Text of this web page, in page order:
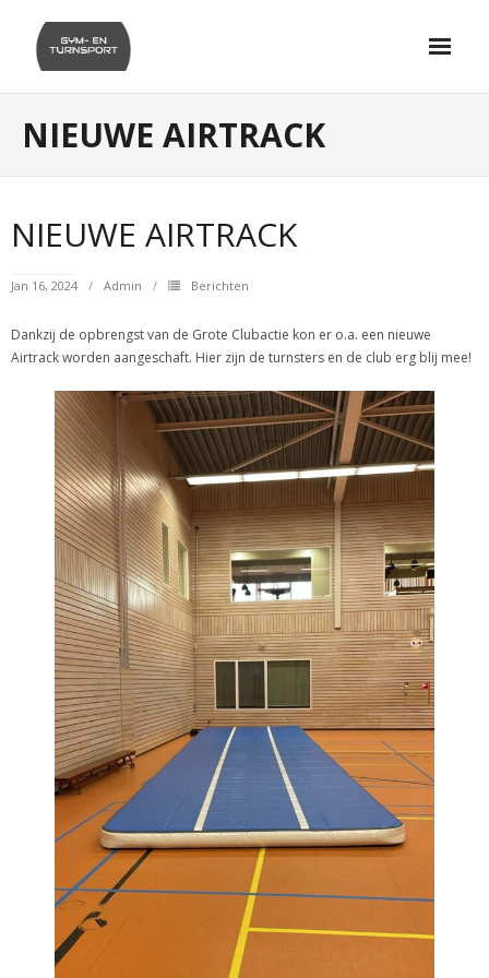
content
NIEUWE AIRTRACK
NIEUWE AIRTRACK
Jan 16, 2024 Admin Berichten
Dankzij de opbrengst van de Grote Clubactie kon er o.a. een nieuwe
Airtrack worden aangeschaft. Hier zijn de turnsters en de club erg blij mee!